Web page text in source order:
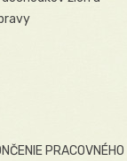
PRACOVNÉHO